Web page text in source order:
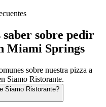
saber sobre pedir
Miami Springs
sobre nuestra pizza a
Siamo Ristorante.
Siamo Ristorante?